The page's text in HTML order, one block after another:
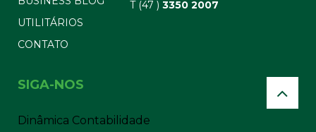
UTILITÁRIOS
CONTATO
T (47 )3350 2007
SIGA-NOS
Dinâmica Contabilidade